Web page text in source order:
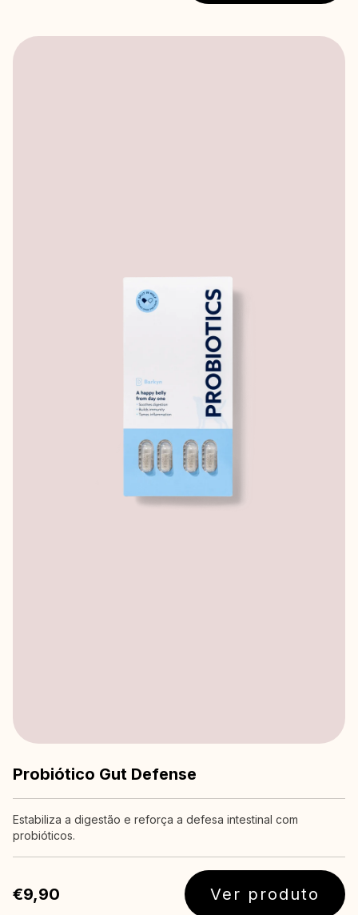
Probiótico Gut Defense
Estabiliza a digestão e reforça a defesa intestinal com
probióticos.
€9,90 Ver produto